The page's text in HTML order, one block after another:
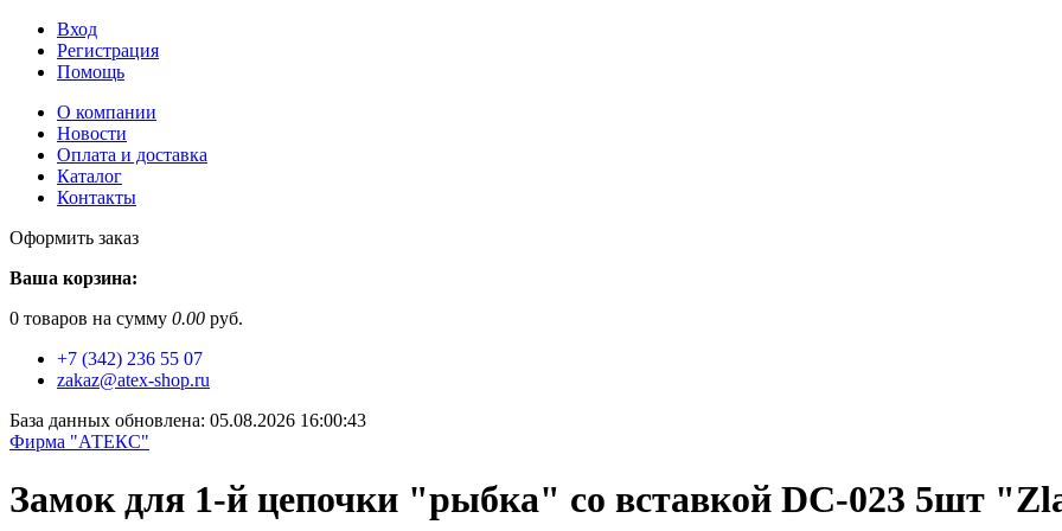
Вход
Регистрация
Помощь
О компании
Новости
Оплата и доставка
Каталог
Контакты
Оформить заказ
Ваша корзина:
0 товаров на сумму 0.00 руб.
+7 (342) 236 55 07
zakaz@atex-shop.ru
База данных обновлена: 05.08.2026 16:00:43
Фирма "АТЕКС"
Замок для 1-й цепочки "рыбка" со вставкой DC-023 5шт